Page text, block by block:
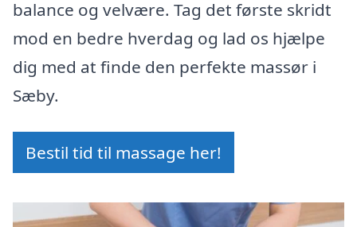
balance og velvære. Tag det første skridt
mod en bedre hverdag og lad os hjælpe
dig med at finde den perfekte massør i
Sæby.
Bestil tid til massage her!